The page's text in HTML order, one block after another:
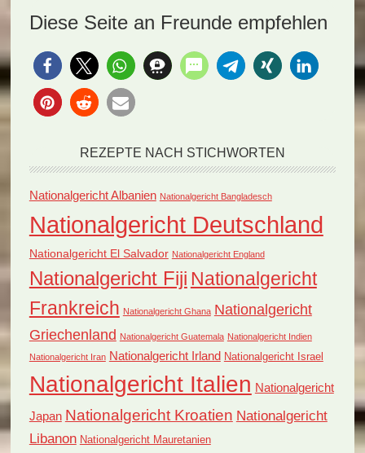
Diese Seite an Freunde empfehlen
REZEPTE NACH STICHWORTEN
Nationalgericht Albanien Nationalgericht Bangladesch
Nationalgericht Deutschland
Nationalgericht El Salvador Nationalgericht England
Nationalgericht Fiji Nationalgericht
Frankreich Nationalgericht Ghana Nationalgericht
Griechenland Nationalgericht Guatemala Nationalgericht Indien
Nationalgericht Iran Nationalgericht Irland Nationalgericht Israel
Nationalgericht Italien Nationalgericht
Japan Nationalgericht Kroatien Nationalgericht
Libanon Nationalgericht Mauretanien